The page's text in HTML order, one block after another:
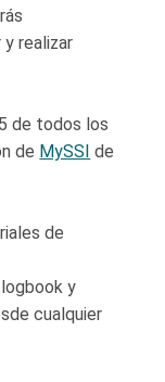
realizar
de todos los
de MySSI de
de
y
cualquier